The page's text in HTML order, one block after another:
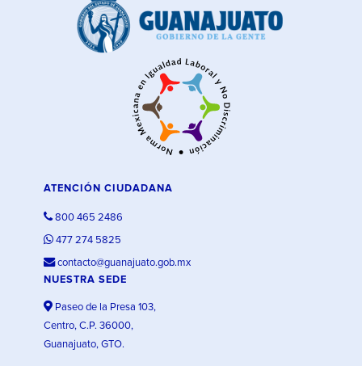
ATENCIÓN CIUDADANA
800 465 2486
477 274 5825
contacto@guanajuato.gob.mx
NUESTRA SEDE
Paseo de la Presa 103,
Centro, C.P. 36000,
Guanajuato, GTO.